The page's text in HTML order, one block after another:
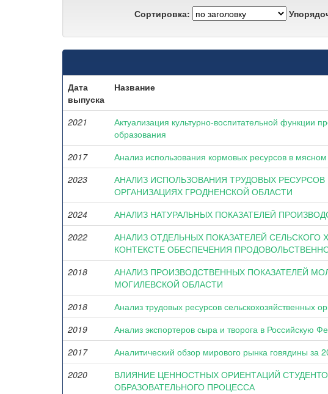
Сортировка:
Дата
выпуска
Название
2021
Актуализация культурно-воспитательной функции
образования
2017 Анализ использования кормовых ресурсов в мясном
2023
АНАЛИЗ ИСПОЛЬЗОВАНИЯ ТРУДОВЫХ
ОРГАНИЗАЦИЯХ ГРОДНЕНСКОЙ ОБЛАСТИ
2024 АНАЛИЗ НАТУРАЛЬНЫХ ПОКАЗАТЕЛЕЙ
2022
АНАЛИЗ ОТДЕЛЬНЫХ ПОКАЗАТЕЛЕЙ
КОНТЕКСТЕ ОБЕСПЕЧЕНИЯ
2018
АНАЛИЗ ПРОИЗВОДСТВЕННЫХ ПОКАЗАТЕЛЕЙ
МОГИЛЕВСКОЙ ОБЛАСТИ
2018 Анализ трудовых ресурсов сельскохозяйственных
2019
Анализ экспортеров сыра и творога в Российскую
2017
Аналитический обзор мирового рынка говядины за
2020
ВЛИЯНИЕ ЦЕННОСТНЫХ ОРИЕНТАЦИЙ
ОБРАЗОВАТЕЛЬНОГО ПРОЦЕССА